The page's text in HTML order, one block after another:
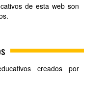
de esta web son
creados por